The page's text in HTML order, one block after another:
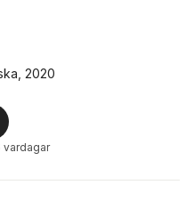
2020
vardagar